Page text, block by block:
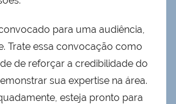
para uma audiência,
Trate essa convocação como
de reforçar a credibilidade do
sua expertise na área.
esteja pronto para